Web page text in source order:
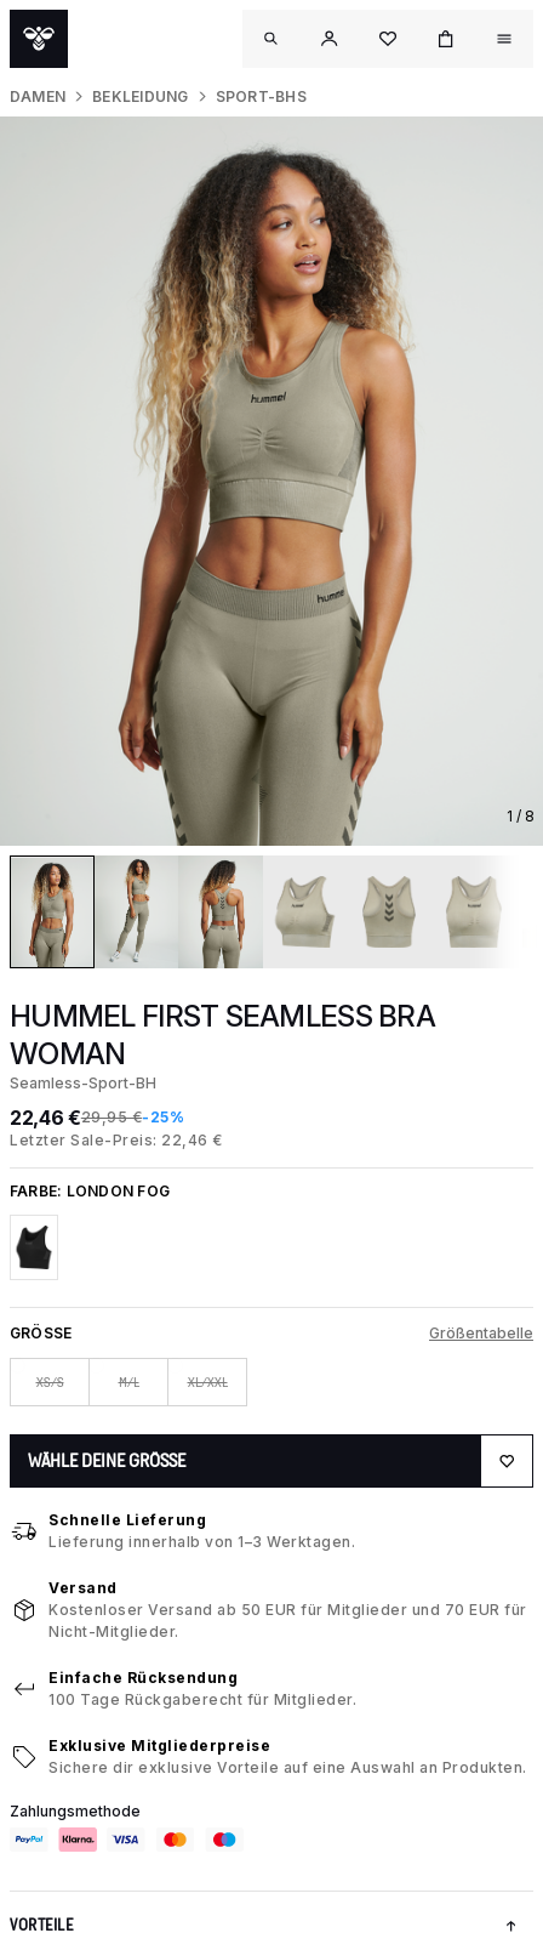
DAMEN BEKLEIDUNG SPORT-BHS
1 / 8
HUMMEL FIRST SEAMLESS BRA
WOMAN
Seamless-Sport-BH
22,46 €29,95 €-25%
Letzter Sale-Preis: 22,46 €
FARBE: LONDON FOG
GRÖSSE Größentabelle
XS/S M/L XL/XXL
WÄHLE DEINE GRÖSSE
Schnelle Lieferung
Lieferung innerhalb von 1–3 Werktagen.
Versand
Kostenloser Versand ab 50 EUR für Mitglieder und 70 EUR für
Nicht-Mitglieder.
Einfache Rücksendung
100 Tage Rückgaberecht für Mitglieder.
Exklusive Mitgliederpreise
Sichere dir exklusive Vorteile auf eine Auswahl an Produkten.
Zahlungsmethode
VORTEILE